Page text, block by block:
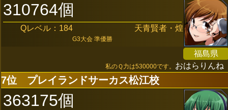
310764個
Qレベル：184 天青賢者・煌
G3大会 準優勝
福島県
私のＱ力は530000です。 おはらりんね
7位 プレイランドサーカス松江校
363175個